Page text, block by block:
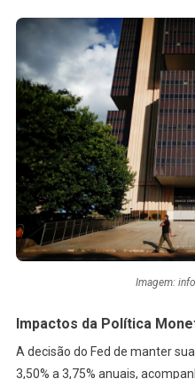
Imagem:
Impactos da Política
A decisão do Fed de manter
3,50% a 3,75% anuais,